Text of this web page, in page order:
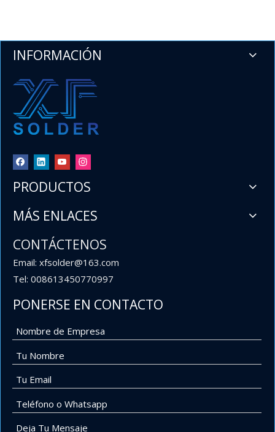
INFORMACIÓN
PRODUCTOS
MÁS ENLACES
CONTÁCTENOS
Email: xfsolder@163.com
Tel: 008613450770997
PONERSE EN CONTACTO